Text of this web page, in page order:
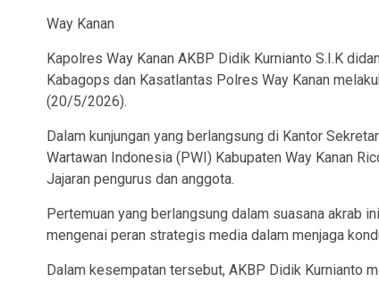
Way Kanan
Kapolres Way Kanan AKBP Didik Kurnianto S.I.K
Kabagops dan Kasatlantas Polres Way Kanan
(20/5/2026).
Dalam kunjungan yang berlangsung di Kantor
Wartawan Indonesia (PWI) Kabupaten Way Kanan
Jajaran pengurus dan anggota.
Pertemuan yang berlangsung dalam suasana akrab
mengenai peran strategis media dalam menjaga
Dalam kesempatan tersebut, AKBP Didik Kurnianto